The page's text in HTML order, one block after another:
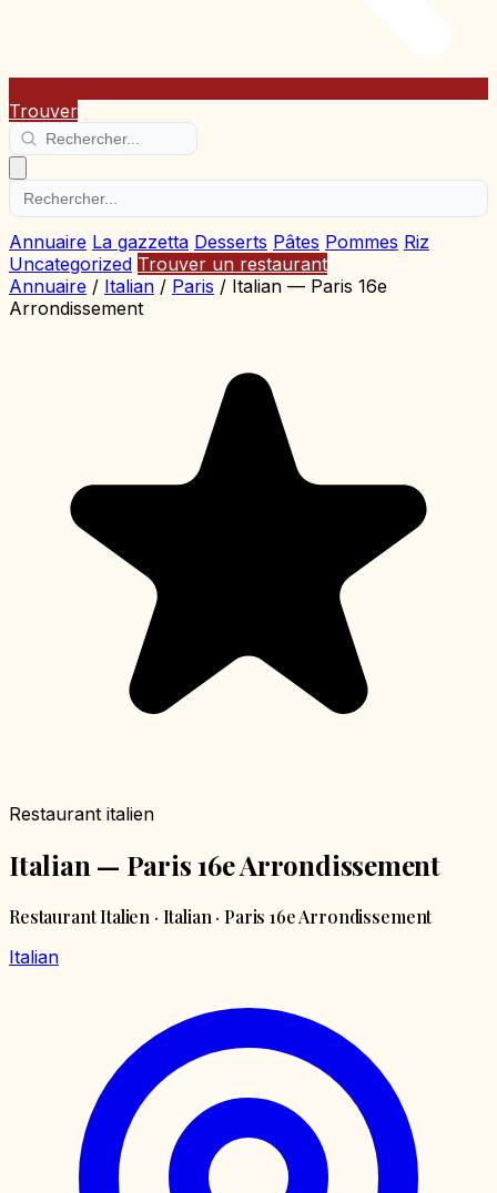
Trouver
Annuaire La gazzetta Desserts Pâtes Pommes Riz
Uncategorized Trouver un restaurant
Annuaire / Italian / Paris / Italian — Paris 16e
Arrondissement
Restaurant italien
Italian — Paris 16e Arrondissement
Restaurant Italien · Italian · Paris 16e Arrondissement
Italian